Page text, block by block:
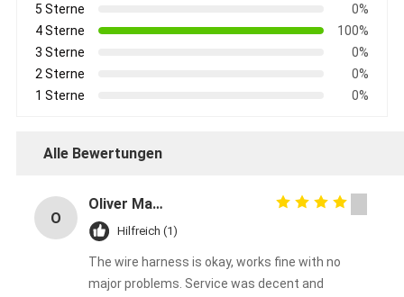
5 Sterne
0%
4 Sterne
100%
3 Sterne
0%
2 Sterne
0%
1 Sterne
0%
Alle Bewertungen
O
Oliver Martinez
Hilfreich (1)
The wire harness is okay, works fine with no
major problems. Service was decent and